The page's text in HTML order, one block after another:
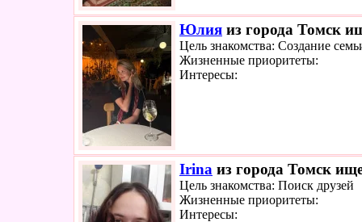
Юлия из города Томск
Цель знакомства: Создание
Жизненные приоритеты:
Интересы:
Irina из города Томск
Цель знакомства: Поиск друзей
Жизненные приоритеты:
Интересы: